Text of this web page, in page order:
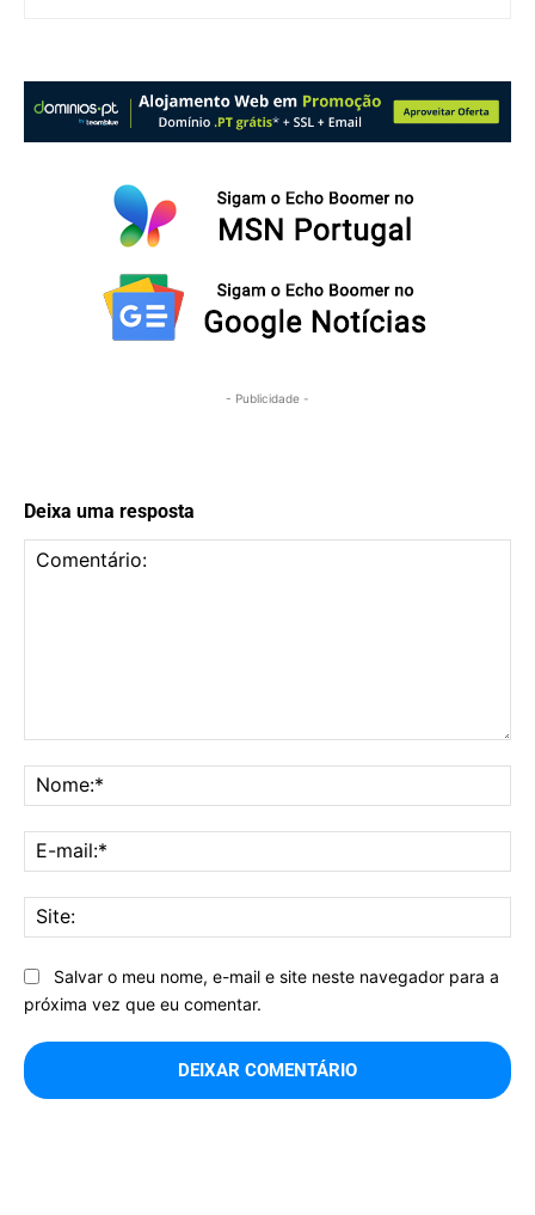
- Publicidade -
Deixa uma resposta
Salvar o meu nome, e-mail e site neste navegador para a
próxima vez que eu comentar.